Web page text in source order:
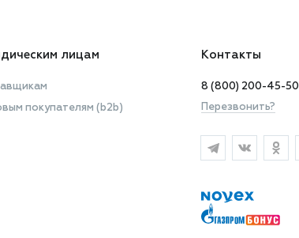
лицам
покупателям (b2b)
Контакты
8 (800) 200-45-50
Перезвонить?